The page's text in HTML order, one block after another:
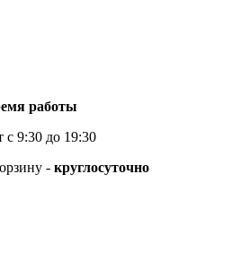
работы
9:30 до 19:30
- круглосуточно